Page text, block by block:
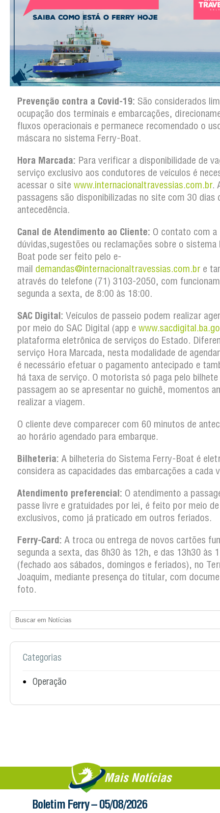
Prevenção contra a Covid-19: São considerados
ocupação dos terminais e embarcações,
fluxos operacionais e permanece recomendado o
máscara no sistema Ferry-Boat.
Hora Marcada: Para verificar a disponibilidade de
serviço exclusivo aos condutores de veículos é
acessar o site www.internacionaltravessias.com.br.
passagens são disponibilizadas no site com 30 dias
antecedência.
Canal de Atendimento ao Cliente: O contato com a
dúvidas,sugestões ou reclamações sobre o sistema
Boat pode ser feito pelo e-
mail demandas@internacionaltravessias.com.br e
através do telefone (71) 3103-2050, com
segunda a sexta, de 8:00 às 18:00.
SAC Digital: Veículos de passeio podem realizar
por meio do SAC Digital (app e
plataforma eletrônica de serviços do Estado.
serviço Hora Marcada, nesta modalidade de
é necessário efetuar o pagamento antecipado e
há taxa de serviço. O motorista só paga pelo bilhete
passagem ao se apresentar no guichê, momentos
realizar a viagem.
O cliente deve comparecer com 60 minutos de
ao horário agendado para embarque.
Bilheteria: A bilheteria do Sistema Ferry-Boat é
considera as capacidades das embarcações a cada
Atendimento preferencial: O atendimento a
passe livre e gratuidades por lei, é feito por meio
exclusivos, como já praticado em outros feriados.
Ferry-Card: A troca ou entrega de novos cartões
segunda a sexta, das 8h30 às 12h, e das 13h30 às
(fechado aos sábados, domingos e feriados), no
Joaquim, mediante presença do titular, com
foto.
Categorias
Operação
Mais Notícias
Boletim Ferry – 05/08/2026